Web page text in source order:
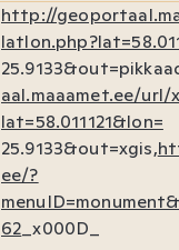
http://
aal.maaamet.ee/
lat=58.011121&lon=
25.9133&out=xgis,
ee/?
62 _x000D_